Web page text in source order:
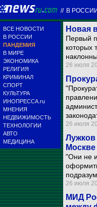
// В
ВСЕ НОВОСТИ
В РОССИИ
ПАНДЕМИЯ
В МИРЕ
ЭКОНОМИКА
РЕЛИГИЯ
КРИМИНАЛ
СПОРТ
КУЛЬТУРА
ИНОПРЕССА.ru
МНЕНИЯ
НЕДВИЖИМОСТЬ
ТЕХНОЛОГИИ
АВТО
МЕДИЦИНА
Новая
Первый
которых
26 июля
26 июля
Лужков
Москве
"Они не
26 июля
МИД